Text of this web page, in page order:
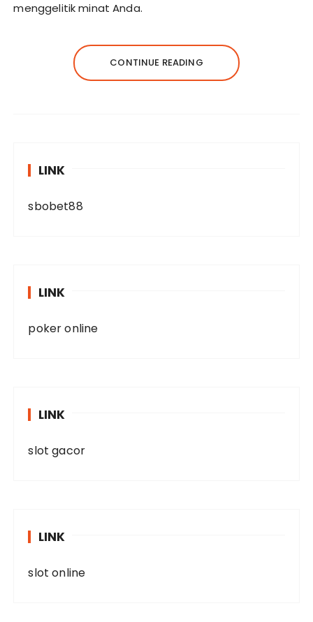
menggelitik minat Anda.
CONTINUE READING
LINK
sbobet88
LINK
poker online
LINK
slot gacor
LINK
slot online